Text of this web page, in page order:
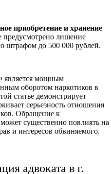
приобретение и хранение
предусмотрено лишение
штрафом до 500 000 рублей.
является мощным
оборотом наркотиков в
статье демонстрирует
серьезность отношения
Обращение к
существенно повлиять на
и интересов обвиняемого.
адвоката в г.